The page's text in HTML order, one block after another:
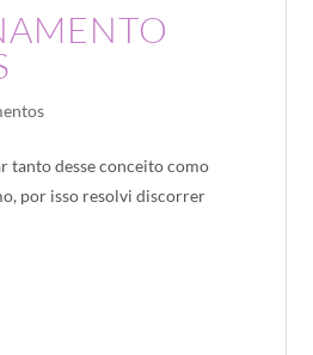
tanto desse conceito como
por isso resolvi discorrer